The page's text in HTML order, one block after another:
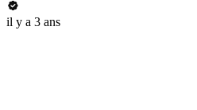
il y a 3 ans